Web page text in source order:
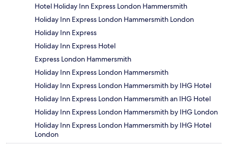
Hotel Holiday Inn Express London Hammersmith
Holiday Inn Express London Hammersmith London
Holiday Inn Express
Holiday Inn Express Hotel
Express London Hammersmith
Holiday Inn Express London Hammersmith
Holiday Inn Express London Hammersmith by IHG Hotel
Holiday Inn Express London Hammersmith an IHG Hotel
Holiday Inn Express London Hammersmith by IHG London
Holiday Inn Express London Hammersmith by IHG Hotel
London